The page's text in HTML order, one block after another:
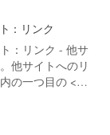
：リンク
：リンク - 他サ
他サイトへのリ
の一つ目の <…